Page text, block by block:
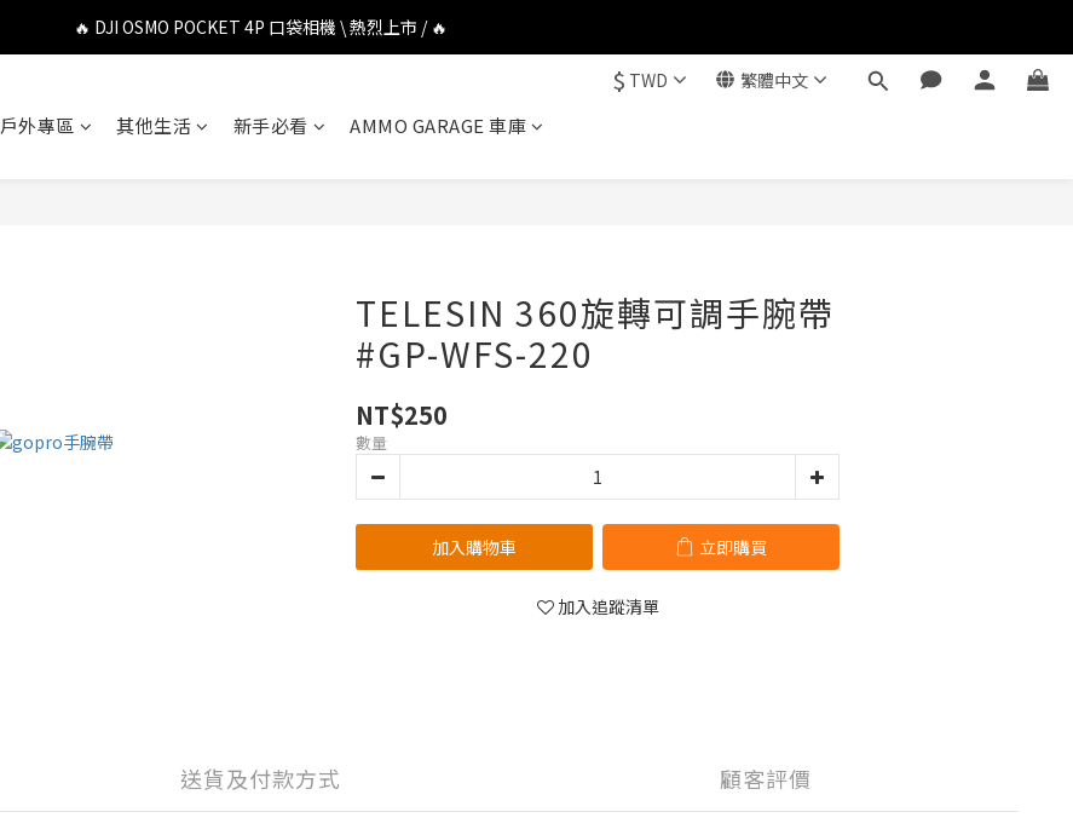
🔥 DJI OSMO POCKET 4P 口袋相機 \ 熱烈上市 / 🔥
🔥 DJI OSMO POCKET 4P 口袋相機 \ 熱烈上市 / 🔥
🔥 Insta360 GO Ultra Hello Kitty 聯名限定套裝 \ 時尚上市 / 🔥
$ TWD 繁體中文
戶外專區 其他生活 新手必看 AMMO GARAGE 車庫
TELESIN 360旋轉可調手腕帶
#GP-WFS-220
NT$250
數量
加入購物車 立即購買
加入追蹤清單
送貨及付款方式 顧客評價